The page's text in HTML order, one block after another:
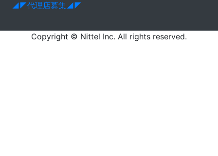
◢◤代理店募集◢◤
Copyright © Nittel Inc. All rights reserved.